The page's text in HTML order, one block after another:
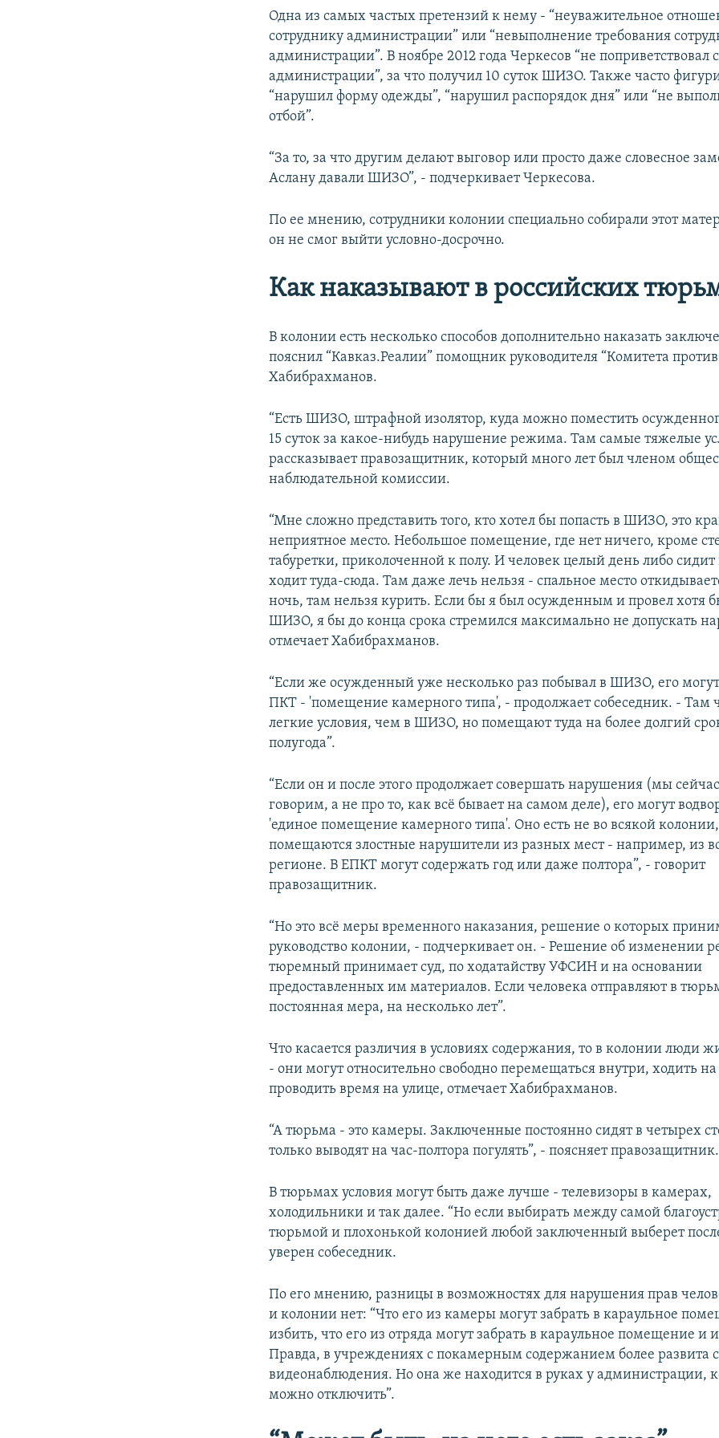
Одна из самых частых претензий к нему - “неуважительное
сотруднику администрации” или “невыполнение требования
администрации”. В ноябре 2012 года Черкесов “не поприветствовал
администрации”, за что получил 10 суток ШИЗО. Также часто
“нарушил форму одежды”, “нарушил распорядок дня” или “не
отбой”.
“За то, за что другим делают выговор или просто даже словесное
Аслану давали ШИЗО”, - подчеркивает Черкесова.
По ее мнению, сотрудники колонии специально собирали этот
он не смог выйти условно-досрочно.
Как наказывают в российских
В колонии есть несколько способов дополнительно наказать
пояснил “Кавказ.Реалии” помощник руководителя “Комитета
Хабибрахманов.
“Есть ШИЗО, штрафной изолятор, куда можно поместить
15 суток за какое-нибудь нарушение режима. Там самые тяжелые
рассказывает правозащитник, который много лет был членом
наблюдательной комиссии.
“Мне сложно представить того, кто хотел бы попасть в ШИЗО, это
неприятное место. Небольшое помещение, где нет ничего, кроме
табуретки, приколоченной к полу. И человек целый день либо
ходит туда-сюда. Там даже лечь нельзя - спальное место
ночь, там нельзя курить. Если бы я был осужденным и провел хотя
ШИЗО, я бы до конца срока стремился максимально не допускать
отмечает Хабибрахманов.
“Если же осужденный уже несколько раз побывал в ШИЗО, его
ПКТ - 'помещение камерного типа', - продолжает собеседник. - Там
легкие условия, чем в ШИЗО, но помещают туда на более долгий
полугода”.
“Если он и после этого продолжает совершать нарушения (мы
говорим, а не про то, как всё бывает на самом деле), его могут
'единое помещение камерного типа'. Оно есть не во всякой колонии,
помещаются злостные нарушители из разных мест - например, из
регионе. В ЕПКТ могут содержать год или даже полтора”, - говорит
правозащитник.
“Но это всё меры временного наказания, решение о которых
руководство колонии, - подчеркивает он. - Решение об изменении
тюремный принимает суд, по ходатайству УФСИН и на основании
предоставленных им материалов. Если человека отправляют в
постоянная мера, на несколько лет”.
Что касается различия в условиях содержания, то в колонии люди
- они могут относительно свободно перемещаться внутри, ходить на
проводить время на улице, отмечает Хабибрахманов.
“А тюрьма - это камеры. Заключенные постоянно сидят в четырех
только выводят на час-полтора погулять”, - поясняет правозащитник.
В тюрьмах условия могут быть даже лучше - телевизоры в камерах,
холодильники и так далее. “Но если выбирать между самой
тюрьмой и плохонькой колонией любой заключенный выберет
уверен собеседник.
По его мнению, разницы в возможностях для нарушения прав
и колонии нет: “Что его из камеры могут забрать в караульное
избить, что его из отряда могут забрать в караульное помещение и
Правда, в учреждениях с покамерным содержанием более развита
видеонаблюдения. Но она же находится в руках у администрации,
можно отключить”.